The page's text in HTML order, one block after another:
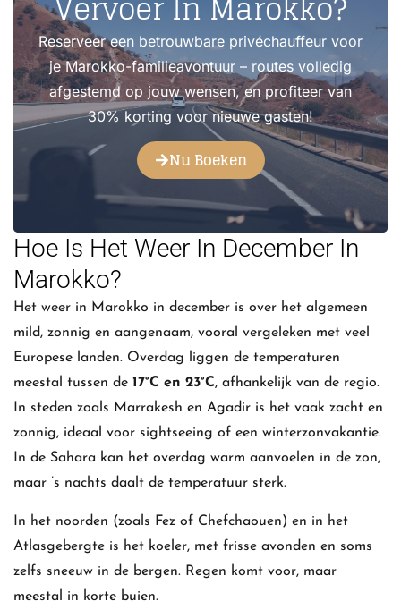
Reserveer een betrouwbare privéchauffeur voor
je Marokko-familieavontuur – routes volledig
afgestemd op jouw wensen, en profiteer van
30% korting voor nieuwe gasten!
Nu Boeken
Hoe Is Het Weer In December In
Marokko?
Het weer in Marokko in december is over het algemeen
mild, zonnig en aangenaam, vooral vergeleken met veel
Europese landen. Overdag liggen de temperaturen
meestal tussen de 17°C en 23°C, afhankelijk van de regio.
In steden zoals Marrakesh en Agadir is het vaak zacht en
zonnig, ideaal voor sightseeing of een winterzonvakantie.
In de Sahara kan het overdag warm aanvoelen in de zon,
maar ’s nachts daalt de temperatuur sterk.
In het noorden (zoals Fez of Chefchaouen) en in het
Atlasgebergte is het koeler, met frisse avonden en soms
zelfs sneeuw in de bergen. Regen komt voor, maar
meestal in korte buien.